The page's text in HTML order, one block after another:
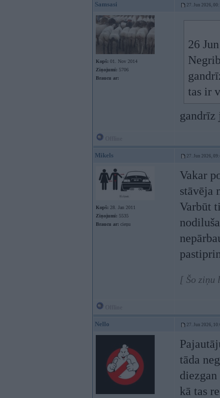
Samsasi 27. Jun 2026,
Kopš: 01. Nov 2014
Ziņojumi: 5706
Braucu ar:
26
tas ir
gandrīz
Mikels 27. Jun 2026,
Kopš: 28. Jan 2011
Ziņojumi: 5535
Braucu ar: cieņu
Vakar
stāvēja
Varbūt
[ Šo ziņu
Nello 27. Jun 2026,
tāda
kā tas